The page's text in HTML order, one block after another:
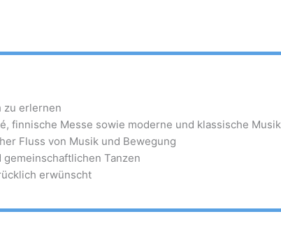
zu erlernen
finnische Messe sowie moderne und klassische Musik
Fluss von Musik und Bewegung
gemeinschaftlichen Tanzen
erwünscht